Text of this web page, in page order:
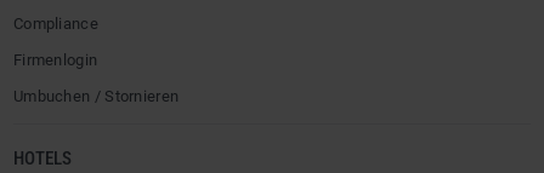
Compliance
Firmenlogin
Umbuchen / Stornieren
HOTELS